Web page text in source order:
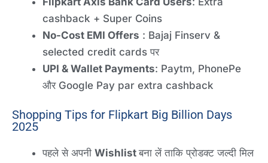
cashback + Super Coins
No-Cost EMI Offers : Bajaj Finserv &
selected credit cards पर
UPI & Wallet Payments: Paytm, PhonePe
और Google Pay par extra cashback
Shopping Tips for Flipkart Big Billion Days
2025
पहले से अपनी Wishlistबना लें ताकि प्रोडक्ट जल्दी मिल